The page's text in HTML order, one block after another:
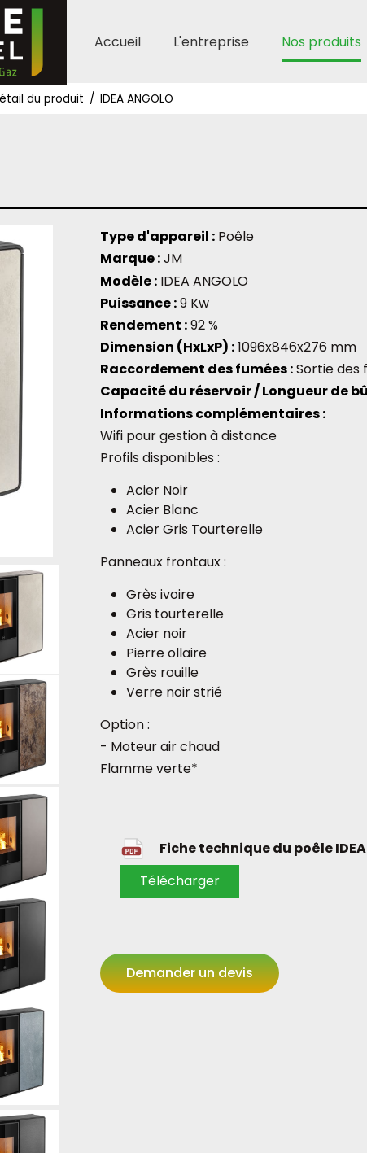
au
Accueil L'entreprise Nos produits
du produit IDEA ANGOLO
Type d'appareil : Poêle
Marque :JM
Modèle : IDEA ANGOLO
Puissance :9 Kw
Rendement :92 %
Dimension (HxLxP) :1096x846x276 mm
Raccordement des fumées :Sortie des
Capacité du réservoir / Longueur de
Informations complémentaires :
Wifi pour gestion à distance
Profils disponibles :
Acier Noir
Acier Blanc
Acier Gris Tourterelle
Panneaux frontaux :
Grès ivoire
Gris tourterelle
Acier noir
Pierre ollaire
Grès rouille
Verre noir strié
Option :
- Moteur air chaud
Flamme verte*
Fiche technique du poêle IDEA
Télécharger
Demander un devis